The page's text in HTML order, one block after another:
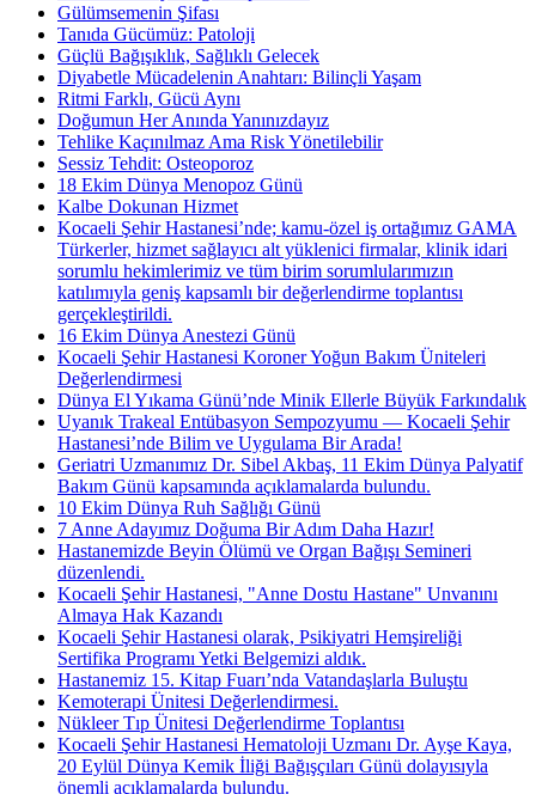
Gülümsemenin Şifası
Tanıda Gücümüz: Patoloji
Güçlü Bağışıklık, Sağlıklı Gelecek
Diyabetle Mücadelenin Anahtarı: Bilinçli Yaşam
Ritmi Farklı, Gücü Aynı
Doğumun Her Anında Yanınızdayız
Tehlike Kaçınılmaz Ama Risk Yönetilebilir
Sessiz Tehdit: Osteoporoz
18 Ekim Dünya Menopoz Günü
Kalbe Dokunan Hizmet
Kocaeli Şehir Hastanesi’nde; kamu-özel iş ortağımız GAMA
Türkerler, hizmet sağlayıcı alt yüklenici firmalar, klinik idari
sorumlu hekimlerimiz ve tüm birim sorumlularımızın
katılımıyla geniş kapsamlı bir değerlendirme toplantısı
gerçekleştirildi.
16 Ekim Dünya Anestezi Günü
Kocaeli Şehir Hastanesi Koroner Yoğun Bakım Üniteleri
Değerlendirmesi
Dünya El Yıkama Günü’nde Minik Ellerle Büyük Farkındalık
Uyanık Trakeal Entübasyon Sempozyumu — Kocaeli Şehir
Hastanesi’nde Bilim ve Uygulama Bir Arada!
Geriatri Uzmanımız Dr. Sibel Akbaş, 11 Ekim Dünya Palyatif
Bakım Günü kapsamında açıklamalarda bulundu.
10 Ekim Dünya Ruh Sağlığı Günü
7 Anne Adayımız Doğuma Bir Adım Daha Hazır!
Hastanemizde Beyin Ölümü ve Organ Bağışı Semineri
düzenlendi.
Kocaeli Şehir Hastanesi, "Anne Dostu Hastane" Unvanını
Almaya Hak Kazandı
Kocaeli Şehir Hastanesi olarak, Psikiyatri Hemşireliği
Sertifika Programı Yetki Belgemizi aldık.
Hastanemiz 15. Kitap Fuarı’nda Vatandaşlarla Buluştu
Kemoterapi Ünitesi Değerlendirmesi.
Nükleer Tıp Ünitesi Değerlendirme Toplantısı
Kocaeli Şehir Hastanesi Hematoloji Uzmanı Dr. Ayşe Kaya,
20 Eylül Dünya Kemik İliği Bağışçıları Günü dolayısıyla
önemli açıklamalarda bulundu.